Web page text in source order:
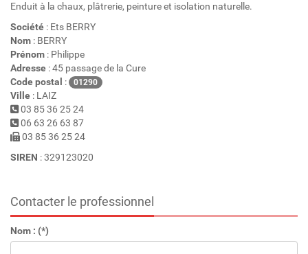
Enduit à la chaux, plâtrerie, peinture et isolation naturelle.
Société : Ets BERRY
Nom : BERRY
Prénom : Philippe
Adresse : 45 passage de la Cure
Code postal : 01290
Ville : LAIZ
03 85 36 25 24
06 63 26 63 87
03 85 36 25 24
SIREN : 329123020
Contacter le professionnel
Nom : (*)